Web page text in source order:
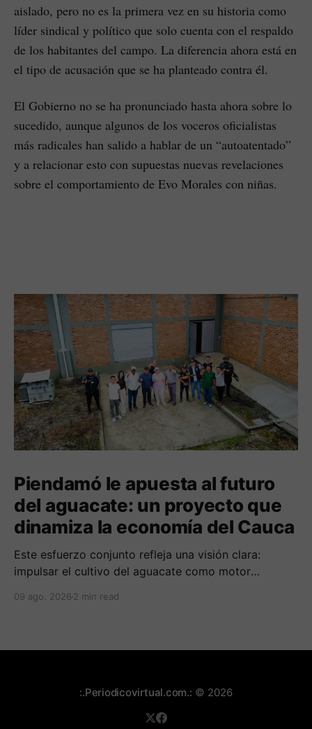
aislado, pero no es la primera vez en su historia como
líder sindical y político que solo cuenta con el respaldo
de los habitantes del campo. La diferencia ahora está en
el tipo de acusación que se ha planteado contra él.
El Gobierno no se ha pronunciado hasta ahora sobre lo
sucedido, aunque algunos de los voceros oficialistas
más radicales han salido a hablar de un “autoatentado”
y a relacionar esto con supuestas nuevas revelaciones
sobre el comportamiento de Evo Morales con niñas.
Piendamó le apuesta al futuro
del aguacate: un proyecto que
dinamiza la economía del Cauca
Este esfuerzo conjunto refleja una visión clara:
impulsar el cultivo del aguacate como motor
campesinas de la región.
09 ago. 2026 2 min read
:.Periodicovirtual.com.: © 2026